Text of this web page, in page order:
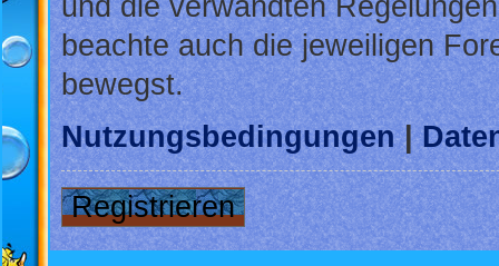
beachte auch die jeweiligen
bewegst.
Nutzungsbedingungen|
Registrieren